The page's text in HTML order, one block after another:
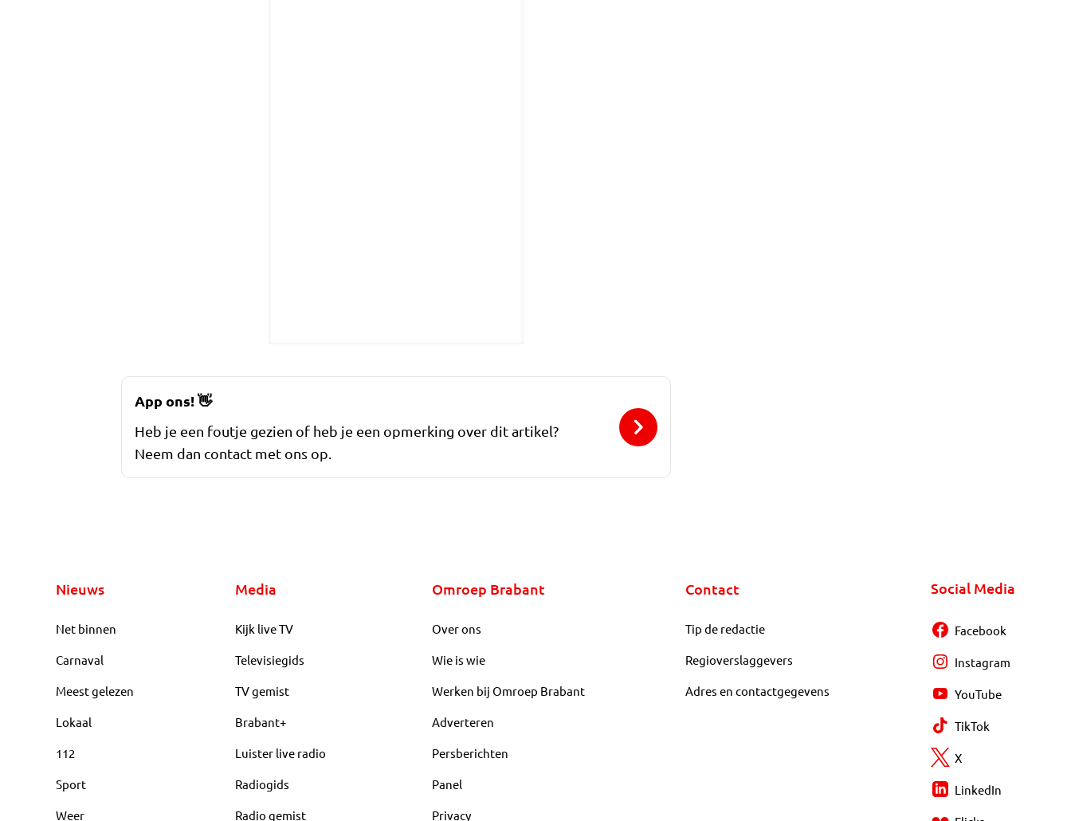
App ons!👋
Heb je een foutje gezien of heb je een opmerking over dit artikel?
Neem dan contact met ons op.
Nieuws
Net binnen
Carnaval
Meest gelezen
Lokaal
112
Sport
Weer
Media
Kijk live TV
Televisiegids
TV gemist
Brabant+
Luister live radio
Radiogids
Radio gemist
Omroep Brabant
Over ons
Wie is wie
Werken bij Omroep Brabant
Adverteren
Persberichten
Panel
Privacy
Contact
Tip de redactie
Regioverslaggevers
Adres en contactgegevens
Social Media
Facebook
Instagram
YouTube
TikTok
X
LinkedIn